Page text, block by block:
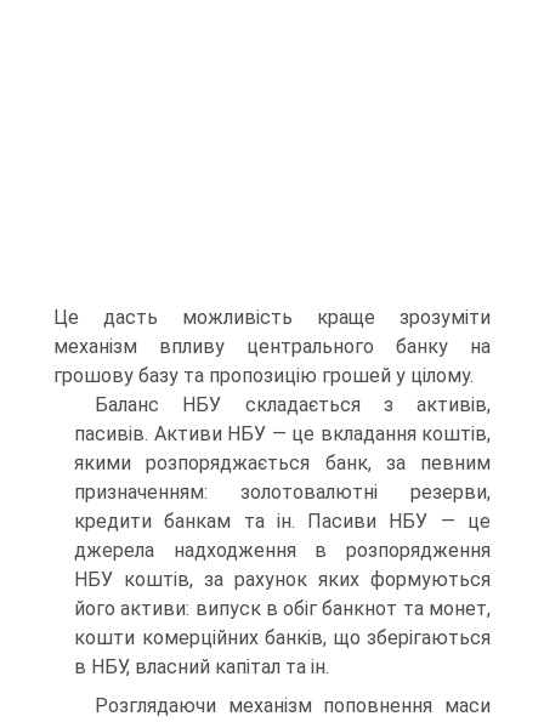
Це дасть можливість краще зрозуміти
механізм впливу центрального банку на
грошову базу та пропозицію грошей у цілому.
Баланс НБУ складається з активів,
пасивів. Активи НБУ — це вкладання коштів,
якими розпоряджається банк, за певним
призначенням: золотовалютні резерви,
кредити банкам та ін. Пасиви НБУ — це
джерела надходження в розпорядження
НБУ коштів, за рахунок яких формуються
його активи: випуск в обіг банкнот та монет,
кошти комерційних банків, що зберігаються
в НБУ, власний капітал та ін.
Розглядаючи механізм поповнення маси